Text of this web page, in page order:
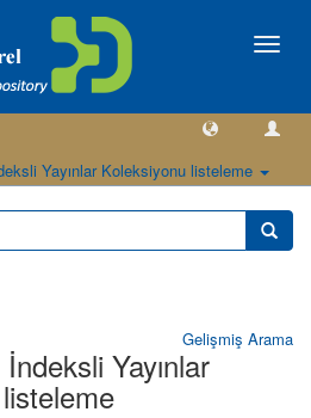
Geçiş
Yayınlar Koleksiyonu listeleme
Gelişmiş Arama
Yayınlar